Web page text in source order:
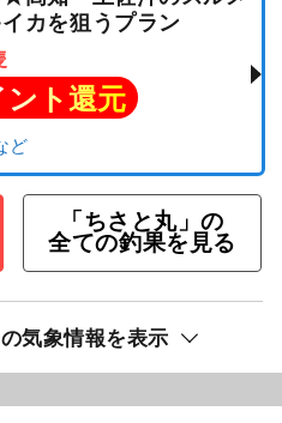
カを狙うプラン
ント還元
「ちさと丸」の
全ての釣果を見る
気象情報を表示